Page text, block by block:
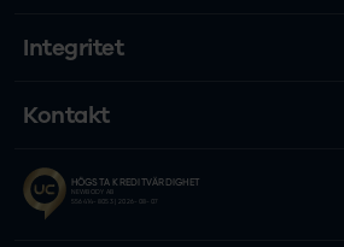
Integritet
Kontakt